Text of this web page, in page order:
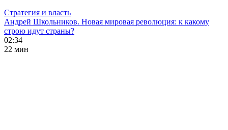
Стратегия и власть
Андрей Школьников. Новая мировая революция: к какому
строю идут страны?
02:34
22 мин